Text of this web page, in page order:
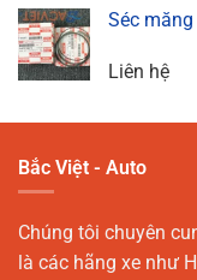
Séc măng
Liên hệ
Bắc Việt - Auto
Chúng tôi chuyên
là các hãng xe như